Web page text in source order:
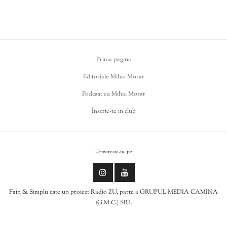
Prima pagina
Editoriale Mihai Morar
Podcast cu Mihai Morar
Înscrie-te in club
Urmareste-ne pe
Fain & Simplu este un proiect Radio ZU, parte a GRUPUL MEDIA CAMINA
(G.M.C.) SRL